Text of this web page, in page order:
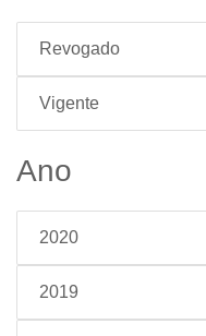
Revogado
Vigente
Ano
2020
2019